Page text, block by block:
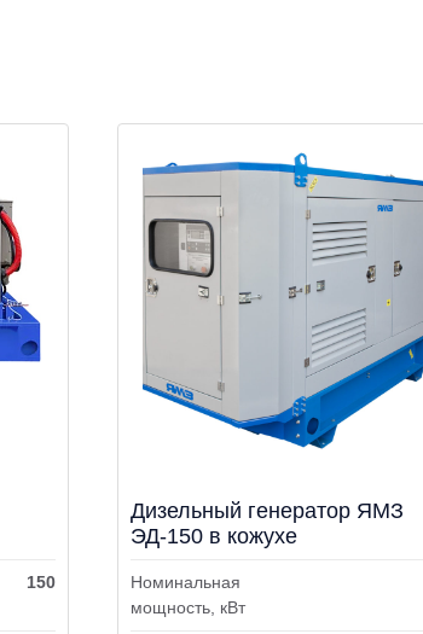
150
Дизельный генератор ЯМЗ
ЭД-150 в кожухе
Номинальная
мощность, кВт